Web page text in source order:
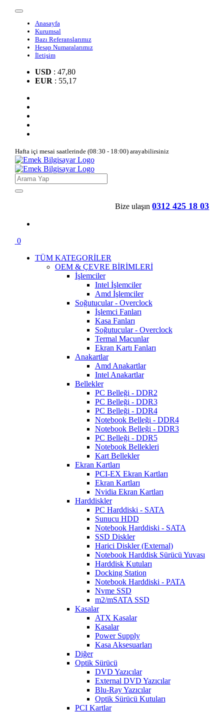
Anasayfa
Kurumsal
Bazı Referanslarımız
Hesap Numaralarımız
İletişim
USD : 47,80
EUR : 55,17
Hafta içi mesai saatlerinde (08:30 - 18:00) arayabilirsiniz
Bize ulaşın 0312 425 18 03
0
TÜM KATEGORİLER
OEM & ÇEVRE BİRİMLERİ
İşlemciler
Intel İşlemciler
Amd İşlemciler
Soğutucular - Overclock
İşlemci Fanları
Kasa Fanları
Soğutucular - Overclock
Termal Macunlar
Ekran Kartı Fanları
Anakartlar
Amd Anakartlar
Intel Anakartlar
Bellekler
PC Belleği - DDR2
PC Belleği - DDR3
PC Belleği - DDR4
Notebook Belleği - DDR4
Notebook Belleği - DDR3
PC Belleği - DDR5
Notebook Bellekleri
Kart Bellekler
Ekran Kartları
PCI-EX Ekran Kartları
Ekran Kartları
Nvidia Ekran Kartları
Harddiskler
PC Harddiski - SATA
Sunucu HDD
Notebook Harddiski - SATA
SSD Diskler
Harici Diskler (External)
Notebook Harddisk Sürücü Yuvası
Harddisk Kutuları
Docking Station
Notebook Harddiski - PATA
Nvme SSD
m2/mSATA SSD
Kasalar
ATX Kasalar
Kasalar
Power Supply
Kasa Aksesuarları
Diğer
Optik Sürücü
DVD Yazıcılar
External DVD Yazıcılar
Blu-Ray Yazıcılar
Optik Sürücü Kutuları
PCI Kartlar